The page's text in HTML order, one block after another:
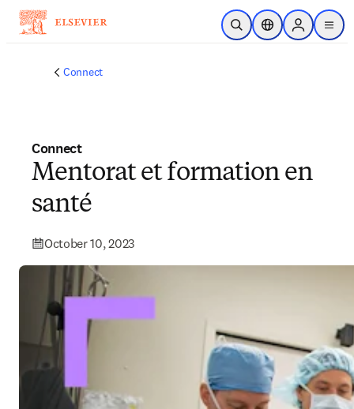
Skip to main content
Open SearchLocation Selector
Sign in to
menu
Connect
Connect
Mentorat et formation en
santé
October 10, 2023